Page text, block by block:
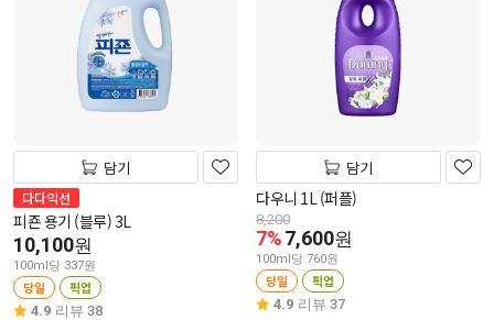
담기
다다익선
피죤 용기 (블루) 3L
10,100원
100ml당 337원
당일 픽업
4.9 리뷰 38
담기
다우니 1L (퍼플)
8,200
7%7,600원
100ml당 760원
당일 픽업
4.9 리뷰 37